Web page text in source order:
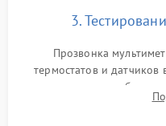
3.
Прозвонка
термостатов и датчиков
конденсатора,
тепловым насосом —